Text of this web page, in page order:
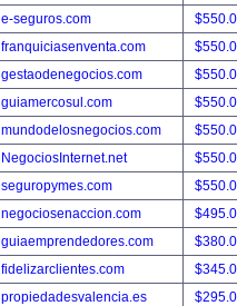
e-seguros.com
franquiciasenventa.com
gestaodenegocios.com
guiamercosul.com
mundodelosnegocios.com
NegociosInternet.net
seguropymes.com
negociosenaccion.com
guiaemprendedores.com
fidelizarclientes.com
propiedadesvalencia.es